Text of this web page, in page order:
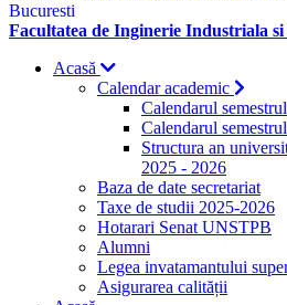
Bucuresti
Facultatea de Inginerie Industriala si
Acasă
Calendar academic
Calendarul
Calendarul
Structura an
2025 - 2026
Baza de date secretariat
Taxe de studii 2025-2026
Hotarari Senat UNSTPB
Alumni
Legea invatamantului
Asigurarea calității